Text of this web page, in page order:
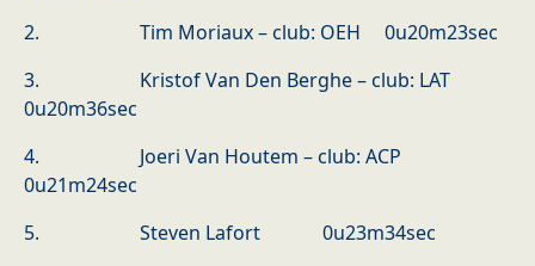
2. Tim Moriaux – club: OEH 0u20m23sec
3. Kristof Van Den Berghe – club: LAT
0u20m36sec
4. Joeri Van Houtem – club: ACP
0u21m24sec
5. Steven Lafort 0u23m34sec